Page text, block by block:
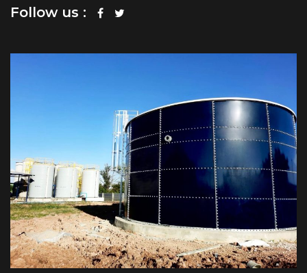
Follow us :
โทร
แชทผ่าน Facebook
แชทผ่าน LINE